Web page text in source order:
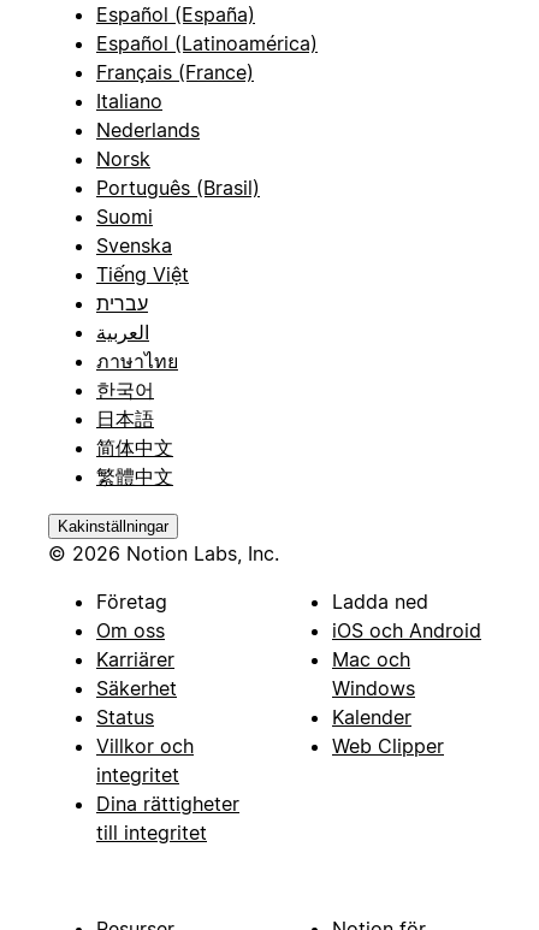
Español (España)
Español (Latinoamérica)
Français (France)
Italiano
Nederlands
Norsk
Português (Brasil)
Suomi
Svenska
Tiếng Việt
עברית
العربية
ภาษาไทย
한국어
日本語
简体中文
繁體中文
Kakinställningar
© 2026 Notion Labs, Inc.
Företag
Om oss
Karriärer
Säkerhet
Status
Villkor och
integritet
Dina rättigheter
till integritet
Ladda ned
iOS och Android
Mac och
Windows
Kalender
Web Clipper